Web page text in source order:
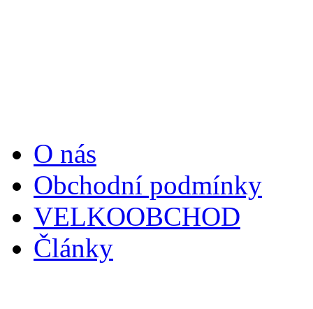
O nás
Obchodní podmínky
VELKOOBCHOD
Články